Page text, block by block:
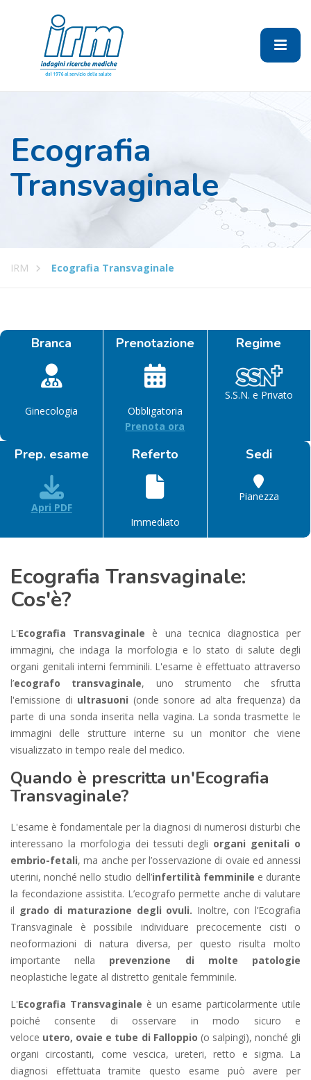
Ecografia
Transvaginale
IRM Ecografia Transvaginale
Branca
Ginecologia
Prenotazione
Obbligatoria
Prenota ora
Regime
S.S.N. e Privato
Prep. esame
Apri PDF
Referto
Immediato
Sedi
Pianezza
Ecografia Transvaginale:
Cos'è?
L'Ecografia Transvaginale è una tecnica diagnostica per
immagini, che indaga la morfologia e lo stato di salute degli
organi genitali interni femminili. L'esame è effettuato attraverso
l’ecografo transvaginale, uno strumento che sfrutta
l'emissione di ultrasuoni (onde sonore ad alta frequenza) da
parte di una sonda inserita nella vagina. La sonda trasmette le
immagini delle strutture interne su un monitor che viene
visualizzato in tempo reale del medico.
Quando è prescritta un'Ecografia
Transvaginale?
L'esame è fondamentale per la diagnosi di numerosi disturbi che
interessano la morfologia dei tessuti degli organi genitali o
embrio-fetali, ma anche per l’osservazione di ovaie ed annessi
uterini, nonché nello studio dell’infertilità femminile e durante
la fecondazione assistita. L’ecografo permette anche di valutare
il grado di maturazione degli ovuli. Inoltre, con l’Ecografia
Transvaginale è possibile individuare precocemente cisti o
neoformazioni di natura diversa, per questo risulta molto
importante nella prevenzione di molte patologie
neoplastiche legate al distretto genitale femminile.
L'Ecografia Transvaginale è un esame particolarmente utile
poiché consente di osservare in modo sicuro e
veloce utero, ovaie e tube di Falloppio (o salpingi), nonché gli
organi circostanti, come vescica, ureteri, retto e sigma. La
diagnosi effettuata tramite questo esame può avere per